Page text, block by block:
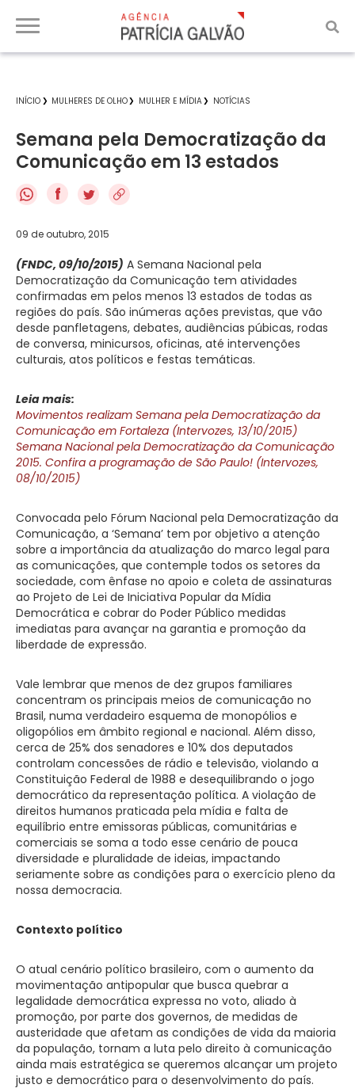
INÍCIO MULHERES DE OLHO MULHER E MÍDIA NOTÍCIAS
Semana pela Democratização da
Comunicação em 13 estados
f
09 de outubro, 2015
(FNDC, 09/10/2015) A Semana Nacional pela
Democratização da Comunicação tem atividades
confirmadas em pelos menos 13 estados de todas as
regiões do país. São inúmeras ações previstas, que vão
desde panfletagens, debates, audiências púbicas, rodas
de conversa, minicursos, oficinas, até intervenções
culturais, atos políticos e festas temáticas.
Leia mais:
Movimentos realizam Semana pela Democratização da
Comunicação em Fortaleza (Intervozes, 13/10/2015)
Semana Nacional pela Democratização da Comunicação
2015. Confira a programação de São Paulo! (Intervozes,
08/10/2015)
Convocada pelo Fórum Nacional pela Democratização da
Comunicação, a ‘Semana’ tem por objetivo a atenção
sobre a importância da atualização do marco legal para
as comunicações, que contemple todos os setores da
sociedade, com ênfase no apoio e coleta de assinaturas
ao Projeto de Lei de Iniciativa Popular da Mídia
Democrática e cobrar do Poder Público medidas
imediatas para avançar na garantia e promoção da
liberdade de expressão.
Vale lembrar que menos de dez grupos familiares
concentram os principais meios de comunicação no
Brasil, numa verdadeiro esquema de monopólios e
oligopólios em âmbito regional e nacional. Além disso,
cerca de 25% dos senadores e 10% dos deputados
controlam concessões de rádio e televisão, violando a
Constituição Federal de 1988 e desequilibrando o jogo
democrático da representação política. A violação de
direitos humanos praticada pela mídia e falta de
equilíbrio entre emissoras públicas, comunitárias e
comerciais se soma a todo esse cenário de pouca
diversidade e pluralidade de ideias, impactando
seriamente sobre as condições para o exercício pleno da
nossa democracia.
Contexto político
O atual cenário político brasileiro, com o aumento da
movimentação antipopular que busca quebrar a
legalidade democrática expressa no voto, aliado à
promoção, por parte dos governos, de medidas de
austeridade que afetam as condições de vida da maioria
da população, tornam a luta pelo direito à comunicação
ainda mais estratégica se queremos alcançar um projeto
justo e democrático para o desenvolvimento do país.